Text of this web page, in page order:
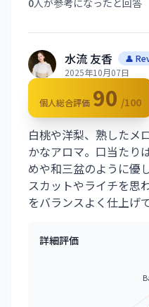
0人が参考になったと回答
水流 友香
👤
2025年10月07日
個人総合評価 90 /100
白桃や洋梨、熟したメ
かなアロマ。口当たり
めや和三盆のように優
スカットやライチを思
をバランスよく仕上げ
詳細評価